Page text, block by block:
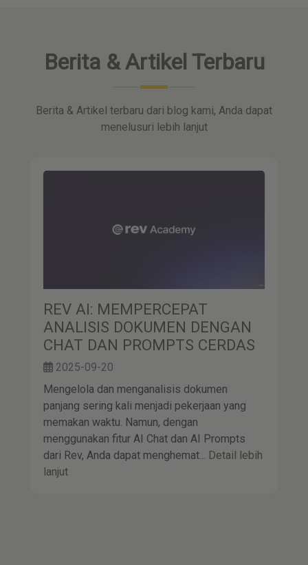
Berita & Artikel Terbaru
Berita & Artikel terbaru dari blog kami, Anda dapat
menelusuri lebih lanjut
REV AI: MEMPERCEPAT
ANALISIS DOKUMEN DENGAN
CHAT DAN PROMPTS CERDAS
2025-09-20
Mengelola dan menganalisis dokumen
panjang sering kali menjadi pekerjaan yang
memakan waktu. Namun, dengan
menggunakan fitur AI Chat dan AI Prompts
dari Rev, Anda dapat menghemat...
Detail lebih
lanjut